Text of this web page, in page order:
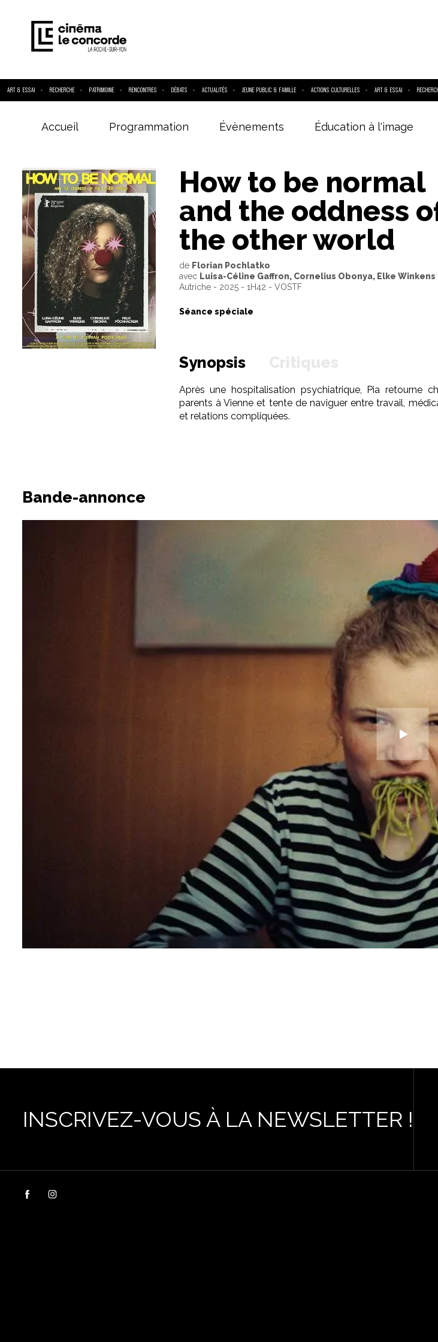
ART & ESSAI RECHERCHE PATRIMOINE RENCONTRES DÉBATS ACTUALITÉS JEUNE PUBLIC & FAMILLE ACTIONS CULTURELLES ART & ESSAI
Accueil Programmation Évènements Éducation à l'image
How to be normal
and the oddness
the other world
de Florian Pochlatko
avec Luisa-Céline Gaffron, Cornelius Obonya, Elke Winkens
Autriche - 2025 - 1H42 - VOSTF
Séance spéciale
Synopsis
Après une hospitalisation psychiatrique, Pia retourne
parents à Vienne et tente de naviguer entre travail,
et relations compliquées.
Bande-annonce
INSCRIVEZ-VOUS À LA NEWSLETTER !